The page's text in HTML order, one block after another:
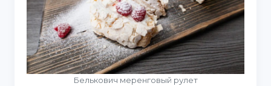
Белькович меренговый рулет